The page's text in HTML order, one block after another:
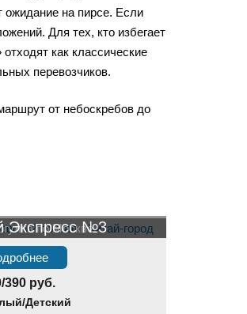
ожидание на пирсе. Если
Для тех, кто избегает
как классические
перевозчиков.
от небоскребов до
по Москве
Экспресс №3
390 руб.
Детский